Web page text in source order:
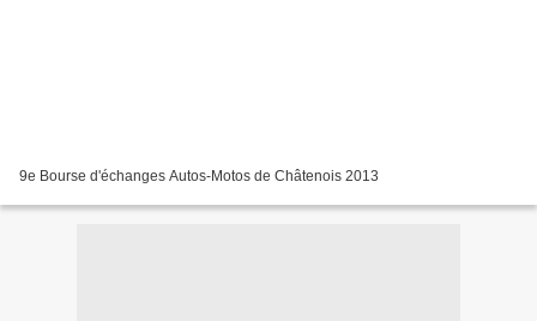
9e Bourse d'échanges Autos-Motos de Châtenois 2013